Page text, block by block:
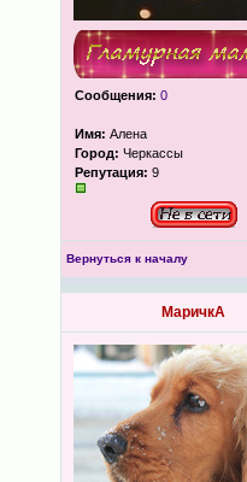
Сообщения: 0
Имя: Алена
Город: Черкассы
Репутация: 9
Вернуться к началу
МаричкА